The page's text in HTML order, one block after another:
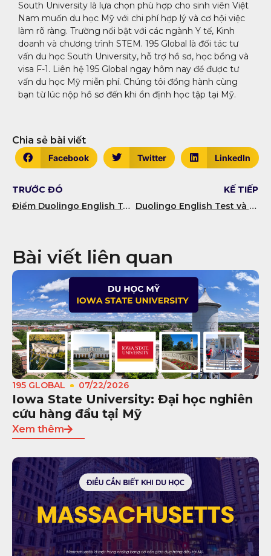
South University là lựa chọn phù hợp cho sinh viên Việt
Nam muốn du học Mỹ với chi phí hợp lý và cơ hội việc
làm rõ ràng. Trường nổi bật với các ngành Y tế, Kinh
doanh và chương trình STEM. 195 Global là đối tác tư
vấn du học South University, hỗ trợ hồ sơ, học bổng và
visa F-1. Liên hệ 195 Global ngay hôm nay để được tư
vấn du học Mỹ miễn phí. Chúng tôi đồng hành cùng
bạn từ lúc nộp hồ sơ đến khi ổn định học tập tại Mỹ.
Chia sẻ bài viết
Facebook Twitter LinkedIn
TRƯỚC ĐÓ
Điểm Duolingo English Test được tính như thế nào?
KẾ TIẾP
Duolingo English Test và những cập nhật mới nhất (T12/2025)
Bài viết liên quan
195 GLOBAL 07/22/2026
Iowa State University: Đại học nghiên
cứu hàng đầu tại Mỹ
Xem thêm